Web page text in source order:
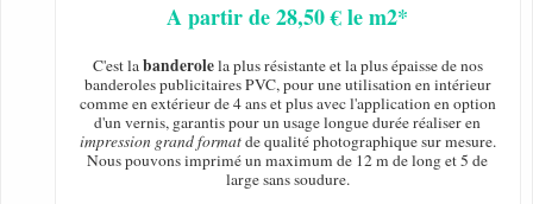
A partir de 28,50 € le m2*
C'est labanderolela plus résistante et la plus épaisse de nos
banderoles publicitaires PVC, pour une utilisation en intérieur
comme en extérieur de 4 ans et plus avec l'application en option
d'un vernis, garantis pour un usage longue durée réaliser en
impression grand formatde qualité photographique sur mesure.
Nous pouvons imprimé un maximum de 12 m de long et 5 de
large sans soudure.